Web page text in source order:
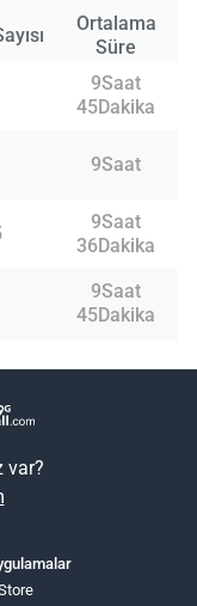
Ortalama
Süre
9Saat
45Dakika
9Saat
9Saat
36Dakika
9Saat
45Dakika
var?